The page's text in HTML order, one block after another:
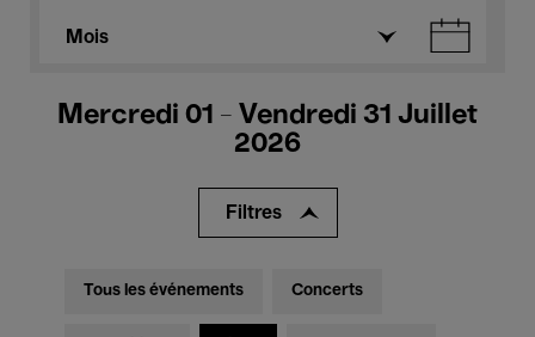
Mois
Mercredi 01 - Vendredi 31 Juillet
2026
Filtres
Tous les événements Concerts